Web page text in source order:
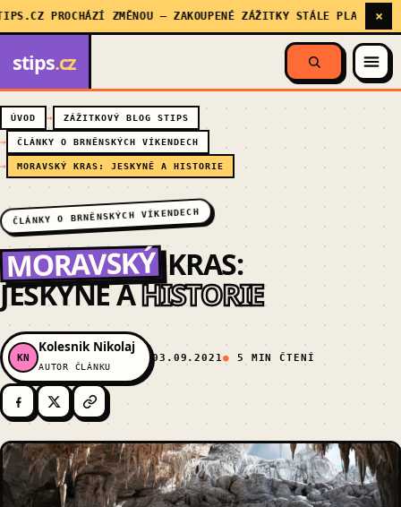
PROCHÁZÍ ZMĚNOU — ZAKOUPENÉ ZÁŽITKY STÁLE PLATÍ, MY SE
×
stips.cz
ÚVOD ZÁŽITKOVÝ BLOG STIPS
ČLÁNKY O BRNĚNSKÝCH VÍKENDECH
MORAVSKÝ KRAS: JESKYNĚ A HISTORIE
ČLÁNKY O BRNĚNSKÝCH VÍKENDECH
MORAVSKÝKRAS:
JESKYNĚ AHISTORIE
KN
Kolesnik Nikolaj
AUTOR ČLÁNKU
03.09.2021 5 MIN ČTENÍ